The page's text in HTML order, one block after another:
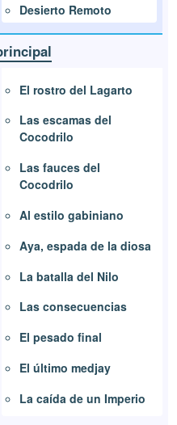
Desierto Remoto
El rostro del Lagarto
Las escamas del
Cocodrilo
Las fauces del
Cocodrilo
Al estilo gabiniano
Aya, espada de la diosa
La batalla del Nilo
Las consecuencias
El pesado final
El último medjay
La caída de un Imperio